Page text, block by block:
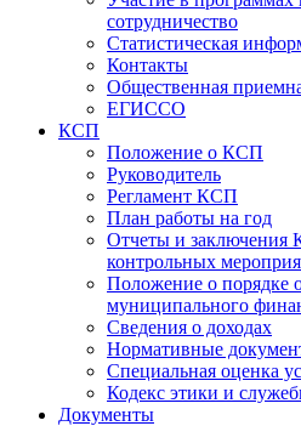
сотрудничество
Статистическая
Контакты
Общественная
ЕГИССО
КСП
Положение о КСП
Руководитель
Регламент КСП
План работы на год
Отчеты и заключения
контрольных
Положение о порядке
муниципального
Сведения о доходах
Нормативные
Специальная оценка
Кодекс этики и
Документы